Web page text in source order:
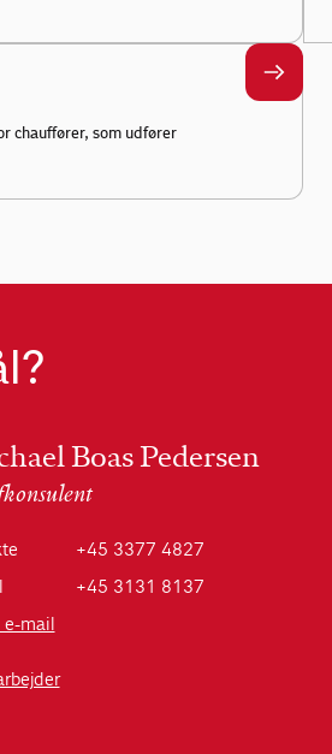
chauffører, som udfører
Boas Pedersen
+45 3377 4827
+45 3131 8137
e-mail